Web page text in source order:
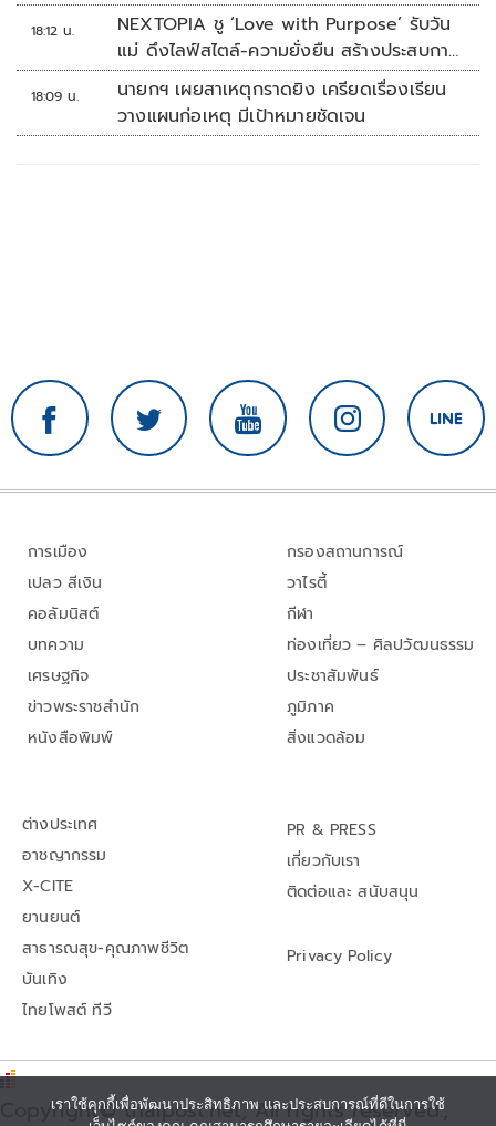
18:12 น.
NEXTOPIA ชู ‘Love with Purpose’ รับวัน
แม่ ดึงไลฟ์สไตล์-ความยั่งยืน สร้างประสบกา
รณ์ช้อปปิงมีความหมาย
18:09 น.
นายกฯ เผยสาเหตุกราดยิง เครียดเรื่องเรียน
วางแผนก่อเหตุ มีเป้าหมายชัดเจน
การเมือง
เปลว สีเงิน
คอลัมนิสต์
บทความ
เศรษฐกิจ
ข่าวพระราชสำนัก
หนังสือพิมพ์
กรองสถานการณ์
วาไรตี้
กีฬา
ท่องเที่ยว – ศิลปวัฒนธรรม
ประชาสัมพันธ์
ภูมิภาค
สิ่งแวดล้อม
ต่างประเทศ
อาชญากรรม
X-CITE
ยานยนต์
สาธารณสุข-คุณภาพชีวิต
บันเทิง
ไทยโพสต์ ทีวี
PR & PRESS
เกี่ยวกับเรา
ติดต่อและ สนับสนุน
Privacy Policy
Copyright© thaipost.net, All rights reserved.,
เราใช้คุกกี้เพื่อพัฒนาประสิทธิภาพ และประสบการณ์ที่ดีในการใช้